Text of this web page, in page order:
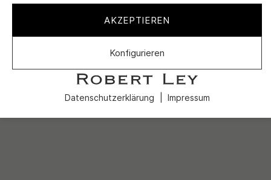
AKZEPTIEREN
Konfigurieren
Datenschutzerklärung Impressum